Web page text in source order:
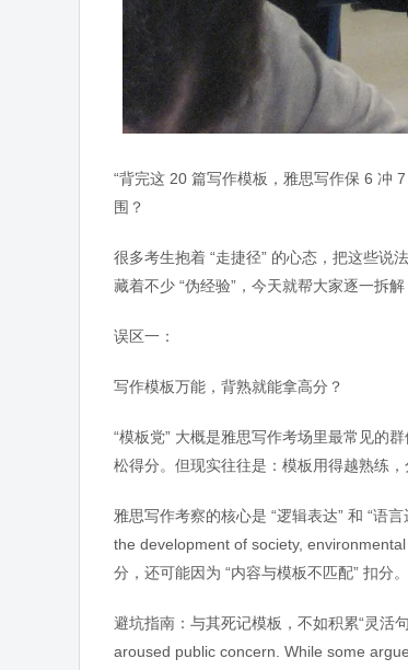
“背完这 20 篇写作模板，雅思写作保 6 冲
围？
很多考生抱着 “走捷径” 的心态，把这些说
藏着不少 “伪经验”，今天就帮大家逐一拆
误区一：
写作模板万能，背熟就能拿高分？
“模板党” 大概是雅思写作考场里最常见的
松得分。但现实往往是：模板用得越熟练
雅思写作考察的核心是 “逻辑表达” 和 “语
the development of society,
分，还可能因为 “内容与模板不匹配” 扣分。
避坑指南：与其死记模板，不如积累“灵活
aroused public concern. While some